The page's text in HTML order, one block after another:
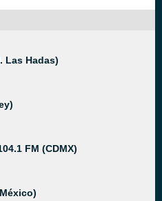
Las Hadas)
FM (CDMX)